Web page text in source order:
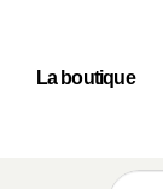
La boutique